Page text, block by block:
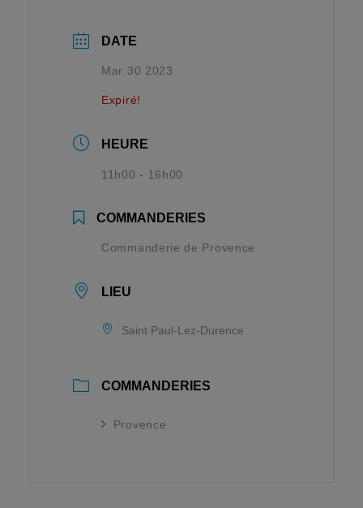
DATE
Mar 30 2023
Expiré!
HEURE
11h00 - 16h00
COMMANDERIES
Commanderie de Provence
LIEU
Saint Paul-Lez-Durence
COMMANDERIES
Provence